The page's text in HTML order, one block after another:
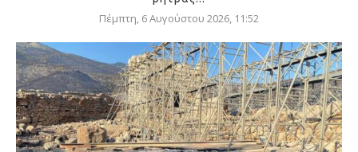
Πέμπτη, 6 Αυγούστου 2026, 11:52